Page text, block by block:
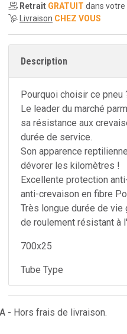
Retrait GRATUIT dans votre
Livraison CHEZ VOUS
Description
Pourquoi choisir ce pneu
Le leader du marché
sa résistance aux
durée de service.
Son apparence
dévorer les kilomètres !
Excellente protection
anti-crevaison en fibre
Très longue durée de vie
de roulement résistant à
700x25
Tube Type
- Hors frais de livraison.